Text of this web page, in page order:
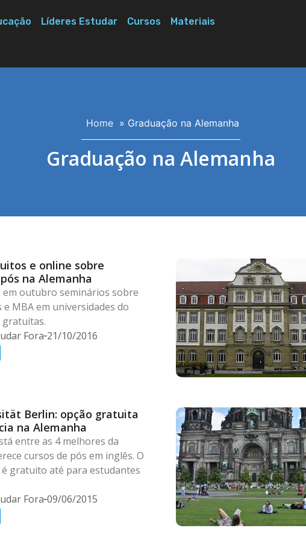
Líderes Estudar Cursos Materiais
Home » Graduação na Alemanha
Graduação na Alemanha
e online sobre
na Alemanha
em outubro seminários sobre
MBA em universidades do
gratuitas.
Fora 21/10/2016
Berlin: opção gratuita
na Alemanha
entre as 4 melhores da
cursos de pós em inglês. O
gratuito até para estudantes
Fora 09/06/2015